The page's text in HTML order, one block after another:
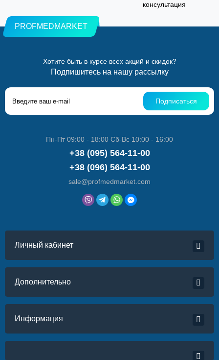
консультация
PROFMEDMARKET
Хотите быть в курсе всех акций и скидок?
Подпишитесь на нашу рассылку
Подписаться
Пн-Пт 09:00 - 18:00 Сб-Вс 10:00 - 16:00
+38 (095) 564-11-00
+38 (096) 564-11-00
sale@profmedmarket.com
Личный кабинет
Дополнительно
Информация